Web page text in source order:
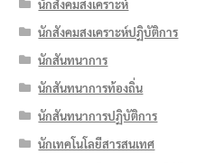
นักสังคมสงเคราะห์
นักสังคมสงเคราะห์ปฏิบัติการ
นักสันทนาการ
นักสันทนาการท้องถิ่น
นักสันทนาการปฏิบัติการ
นักเทคโนโลยีสารสนเทศ